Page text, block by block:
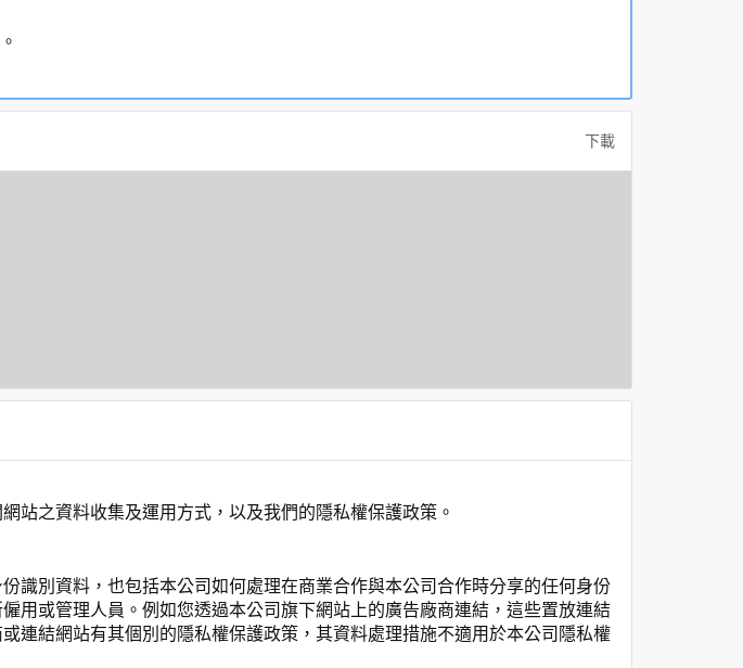
下載
站之資料收集及運用方式，以及我們的隱私權保護政策。
識別資料，也包括本公司如何處理在商業合作與本公司合作時分享的任何身份
用或管理人員。例如您透過本公司旗下網站上的廣告廠商連結，這些置放連結
連結網站有其個別的隱私權保護政策，其資料處理措施不適用於本公司隱私權